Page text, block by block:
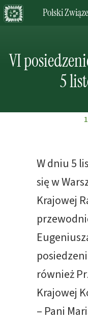
Polski
VI
5
W dniu 5
się w
Krajowej
również
Krajowej
– Pani